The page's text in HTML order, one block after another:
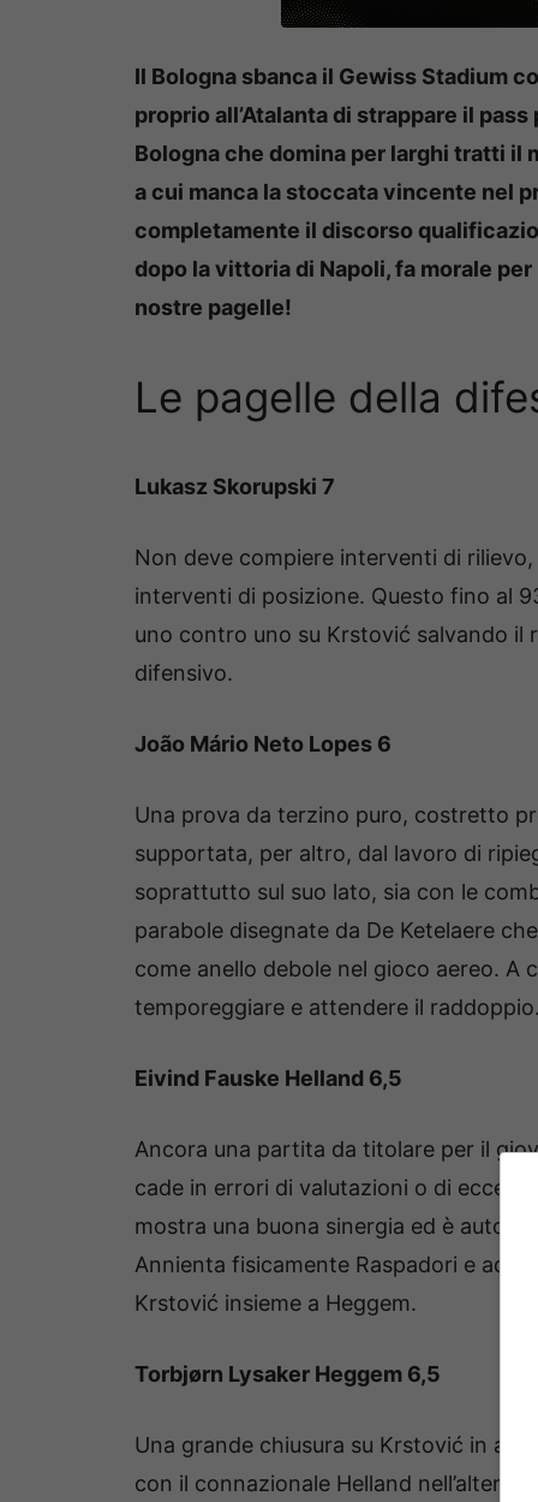
Il Bologna sbanca il Gewiss Stadium
proprio all’Atalanta di strappare il
Bologna che domina per larghi tratti
a cui manca la stoccata vincente nel
completamente il discorso
dopo la vittoria di Napoli, fa morale
nostre pagelle!
Le pagelle della
Lukasz Skorupski 7
Non deve compiere interventi di
interventi di posizione. Questo fino al
uno contro uno su Krstović salvando il
difensivo.
João Mário Neto Lopes 6
Una prova da terzino puro, costretto
supportata, per altro, dal lavoro di
soprattutto sul suo lato, sia con le
parabole disegnate da De Ketelaere
come anello debole nel gioco aereo. A
temporeggiare e attendere il
Eivind Fauske Helland 6,5
Ancora una partita da titolare per il
cade in errori di valutazioni o di
mostra una buona sinergia ed è autore
Annienta fisicamente Raspadori e
Krstović insieme a Heggem.
Torbjørn Lysaker Heggem 6,5
Una grande chiusura su Krstović in
con il connazionale Helland